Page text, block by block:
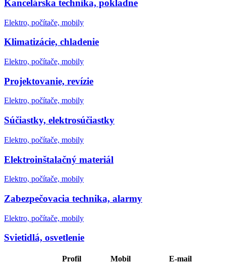
Kancelárska technika, pokladne
Elektro, počítače, mobily
Klimatizácie, chladenie
Elektro, počítače, mobily
Projektovanie, revízie
Elektro, počítače, mobily
Súčiastky, elektrosúčiastky
Elektro, počítače, mobily
Elektroinštalačný materiál
Elektro, počítače, mobily
Zabezpečovacia technika, alarmy
Elektro, počítače, mobily
Svietidlá, osvetlenie
Profil Mobil
E-mail